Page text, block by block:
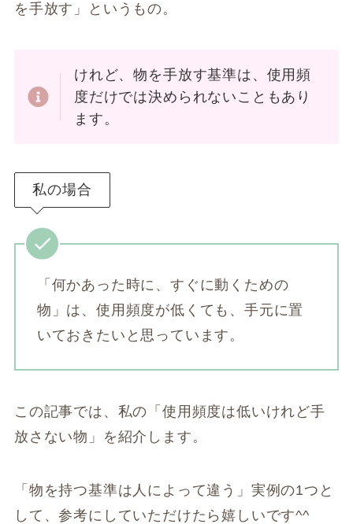
を手放す」というもの。
けれど、物を手放す基準は、使用頻
度だけでは決められないこともあり
ます。
私の場合
「何かあった時に、すぐに動くための
物」は、使用頻度が低くても、手元に置
いておきたいと思っています。
この記事では、私の「使用頻度は低いけれど手
放さない物」を紹介します。
「物を持つ基準は人によって違う」実例の1つと
して、参考にしていただけたら嬉しいです^^